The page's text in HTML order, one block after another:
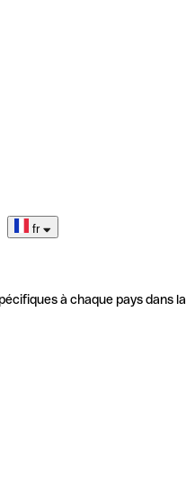
fr
à chaque pays dans la